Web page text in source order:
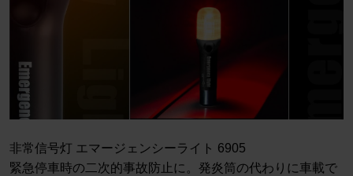
非常信号灯 エマージェンシーライト 6905
緊急停車時の二次的事故防止に。発炎筒の代わりに車載で